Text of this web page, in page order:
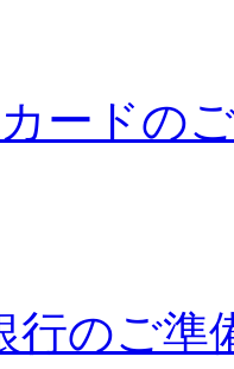
ードの
行のご準